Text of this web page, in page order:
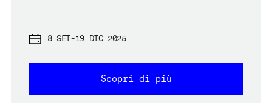
8 SET-19 DIC 2025
Scopri di più